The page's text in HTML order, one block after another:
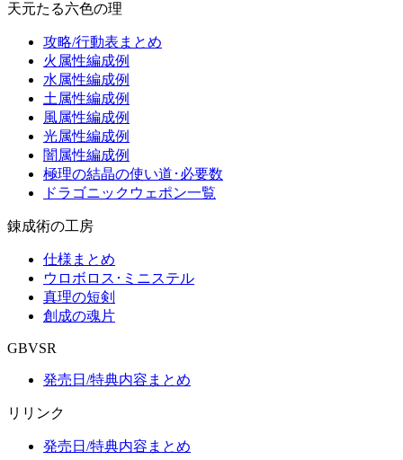
天元たる六色の理
攻略/行動表まとめ
火属性編成例
水属性編成例
土属性編成例
風属性編成例
光属性編成例
闇属性編成例
極理の結晶の使い道･必要数
ドラゴニックウェポン一覧
錬成術の工房
仕様まとめ
ウロボロス･ミニステル
真理の短剣
創成の魂片
GBVSR
発売日/特典内容まとめ
リリンク
発売日/特典内容まとめ